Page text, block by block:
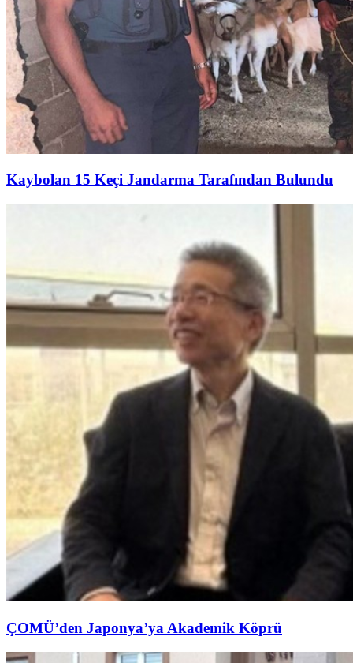
Kaybolan 15 Keçi Jandarma Tarafından Bulundu
ÇOMÜ’den Japonya’ya Akademik Köprü